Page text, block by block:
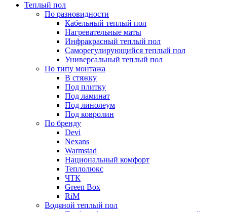
Теплый пол
По разновидности
Кабельный теплый пол
Нагревательные маты
Инфракрасный теплый пол
Саморегулирующийся теплый пол
Универсальный теплый пол
По типу монтажа
В стяжку
Под плитку
Под ламинат
Под линолеум
Под ковролин
По бренду
Devi
Nexans
Warmstad
Национальный комфорт
Теплолюкс
ЧТК
Green Box
RiM
Водяной теплый пол